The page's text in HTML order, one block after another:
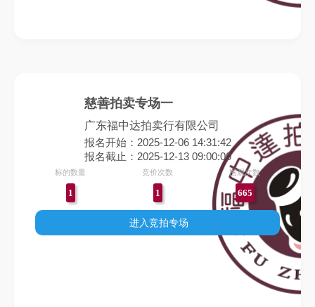
慈善拍卖专场一
广东福中达拍卖行有限公司
报名开始：2025-12-06 14:31:42
报名截止：2025-12-13 09:00:00
标的数量
1
竞价次数
1
围观次数
665
进入竞拍专场